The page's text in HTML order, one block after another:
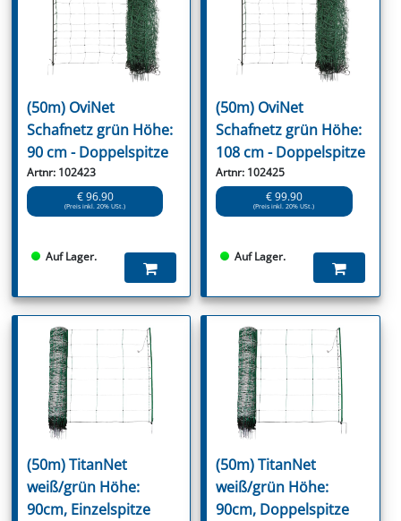
(50m) OviNet
Schafnetz grün Höhe:
90 cm - Doppelspitze
Artnr: 102423
€ 96.90
(Preis inkl. 20% USt.)
Auf Lager.
(50m) OviNet
Schafnetz grün Höhe:
108 cm - Doppelspitze
Artnr: 102425
€ 99.90
(Preis inkl. 20% USt.)
Auf Lager.
(50m) TitanNet
weiß/grün Höhe:
90cm, Einzelspitze
(50m) TitanNet
weiß/grün Höhe:
90cm, Doppelspitze